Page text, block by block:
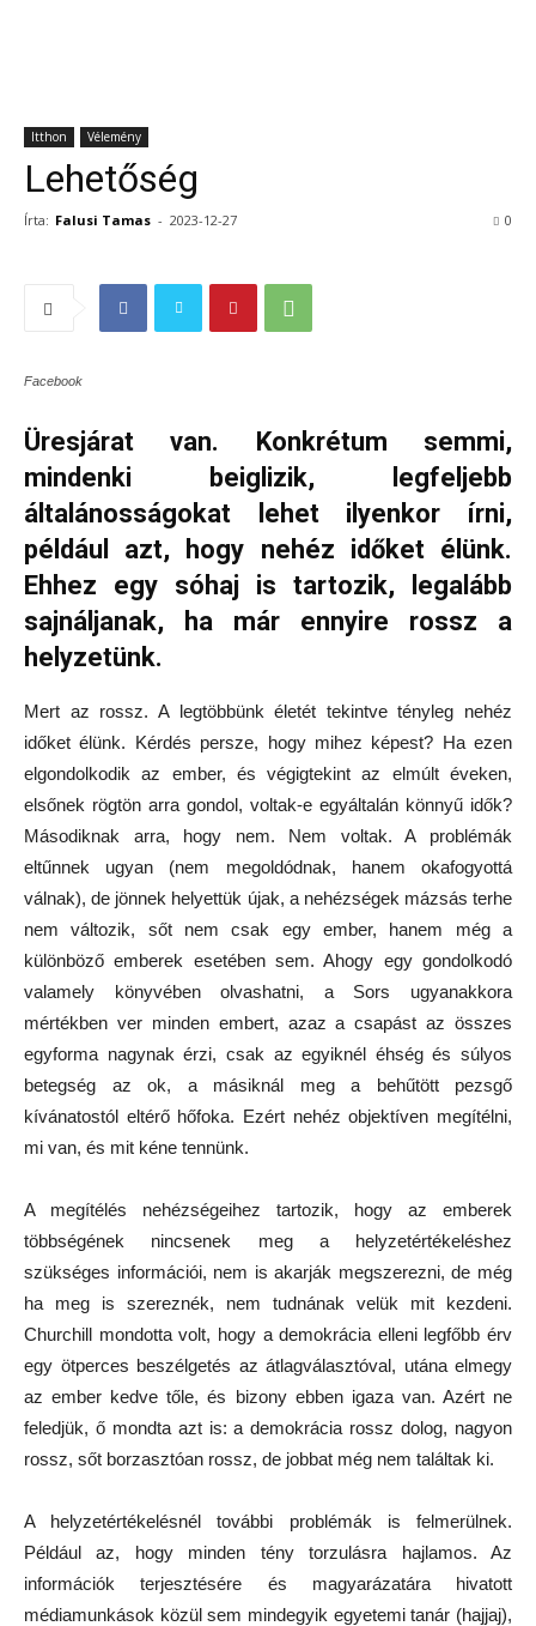
Itthon Vélemény
Lehetőség
Írta: Falusi Tamas - 2023-12-27 0
Facebook
Üresjárat van. Konkrétum semmi,
mindenki beiglizik, legfeljebb
általánosságokat lehet ilyenkor írni,
például azt, hogy nehéz időket élünk.
Ehhez egy sóhaj is tartozik, legalább
sajnáljanak, ha már ennyire rossz a
helyzetünk.
Mert az rossz. A legtöbbünk életét tekintve tényleg nehéz
időket élünk. Kérdés persze, hogy mihez képest? Ha ezen
elgondolkodik az ember, és végigtekint az elmúlt éveken,
elsőnek rögtön arra gondol, voltak-e egyáltalán könnyű idők?
Másodiknak arra, hogy nem. Nem voltak. A problémák
eltűnnek ugyan (nem megoldódnak, hanem okafogyottá
válnak), de jönnek helyettük újak, a nehézségek mázsás terhe
nem változik, sőt nem csak egy ember, hanem még a
különböző emberek esetében sem. Ahogy egy gondolkodó
valamely könyvében olvashatni, a Sors ugyanakkora
mértékben ver minden embert, azaz a csapást az összes
egyforma nagynak érzi, csak az egyiknél éhség és súlyos
betegség az ok, a másiknál meg a behűtött pezsgő
kívánatostól eltérő hőfoka. Ezért nehéz objektíven megítélni,
mi van, és mit kéne tennünk.
A megítélés nehézségeihez tartozik, hogy az emberek
többségének nincsenek meg a helyzetértékeléshez
szükséges információi, nem is akarják megszerezni, de még
ha meg is szereznék, nem tudnának velük mit kezdeni.
Churchill mondotta volt, hogy a demokrácia elleni legfőbb érv
egy ötperces beszélgetés az átlagválasztóval, utána elmegy
az ember kedve tőle, és bizony ebben igaza van. Azért ne
feledjük, ő mondta azt is: a demokrácia rossz dolog, nagyon
rossz, sőt borzasztóan rossz, de jobbat még nem találtak ki.
A helyzetértékelésnél további problémák is felmerülnek.
Például az, hogy minden tény torzulásra hajlamos. Az
információk terjesztésére és magyarázatára hivatott
médiamunkások közül sem mindegyik egyetemi tanár (hajjaj),